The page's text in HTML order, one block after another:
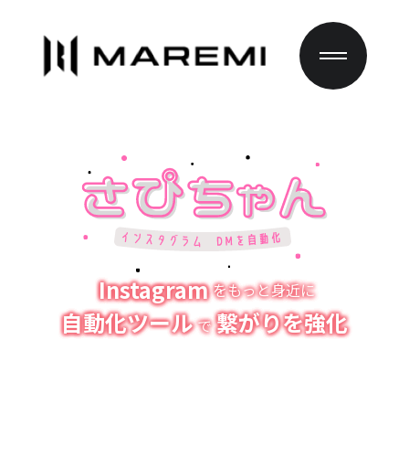
Instagram をもっと身近に
自動化ツール で 繋がりを強化